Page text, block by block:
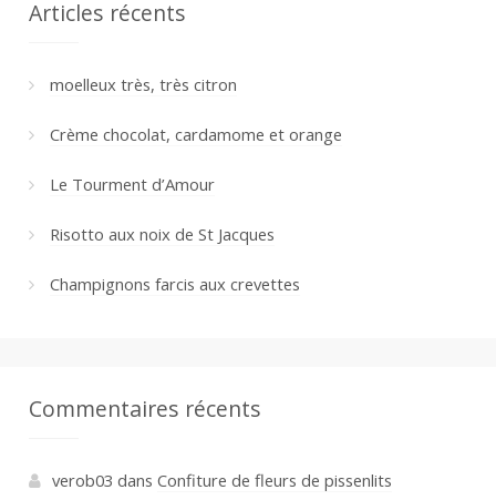
Articles récents
moelleux très, très citron
Crème chocolat, cardamome et orange
Le Tourment d’Amour
Risotto aux noix de St Jacques
Champignons farcis aux crevettes
Commentaires récents
verob03 dans Confiture de fleurs de pissenlits